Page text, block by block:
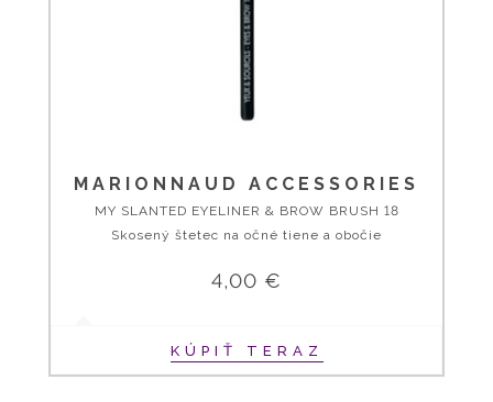
MARIONNAUD ACCESSORIES
MY SLANTED EYELINER & BROW BRUSH 18
Skosený štetec na očné tiene a obočie
4,00 €
KÚPIŤ TERAZ